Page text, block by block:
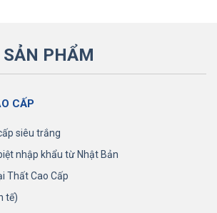
PHẨM
CẤP
siêu trắng
nhập khẩu từ Nhật Bản
Thất Cao Cấp
tế)